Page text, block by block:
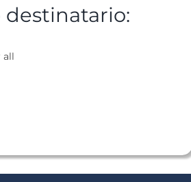
destinatario:
all